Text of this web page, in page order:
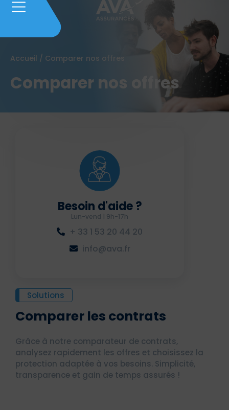
Accueil / Comparer nos offres
Comparer nos offres
Solutions
Comparer les contrats
Grâce à notre comparateur de contrats,
analysez rapidement les offres et choisissez la
protection adaptée à vos besoins. Simplicité,
transparence et gain de temps assurés !
Besoin d'aide ?
Lun-vend | 9h-17h
+ 33 1 53 20 44 20
info@ava.fr